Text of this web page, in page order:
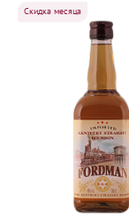
Скидка месяца